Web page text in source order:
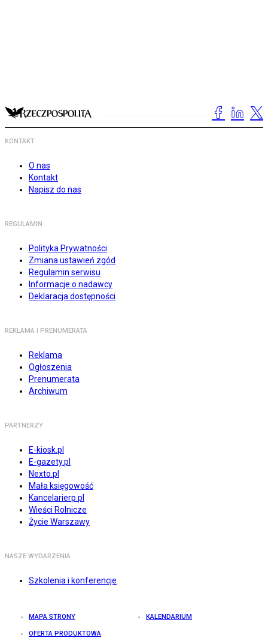
KONTAKT
O nas
Kontakt
Napisz do nas
REGULAMIN
Polityka Prywatności
Zmiana ustawień zgód
Regulamin serwisu
Informacje o nadawcy
Deklaracja dostępności
REKLAMA I PRENUMERATA
Reklama
Ogłoszenia
Prenumerata
Archiwum
PARTNERZY
E-kiosk.pl
E-gazety.pl
Nexto.pl
Mała księgowość
Kancelarierp.pl
Wieści Rolnicze
Życie Warszawy
NASZE WYDARZENIA
Szkolenia i konferencje
MAPA STRONY KALENDARIUM
OFERTA PRODUKTOWA